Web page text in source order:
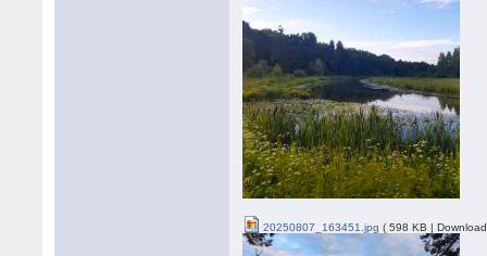
20250807_163451.jpg ( 598 KB |